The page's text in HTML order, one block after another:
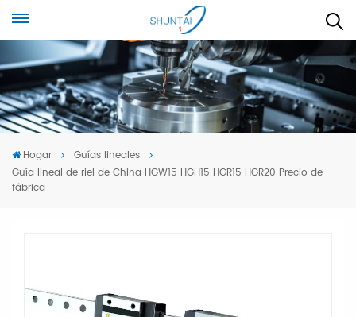
Hogar
Guías lineales
Guía lineal de riel de China HGW15 HGH15 HGR15 HGR20 Precio de
fábrica